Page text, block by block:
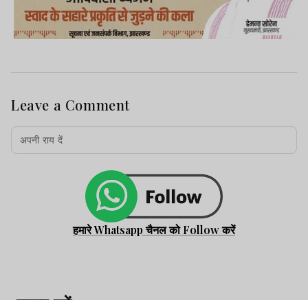
Leave a Comment
हमारे Whatsapp चैनल को Follow करें